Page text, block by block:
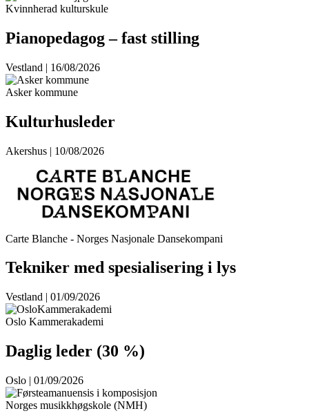
Kvinnherad kulturskule
Pianopedagog – fast stilling
Vestland | 16/08/2026
Asker kommune
Kulturhusleder
Akershus | 10/08/2026
Carte Blanche - Norges Nasjonale Dansekompani
Tekniker med spesialisering i lys
Vestland | 01/09/2026
Oslo Kammerakademi
Daglig leder (30 %)
Oslo | 01/09/2026
Norges musikkhøgskole (NMH)